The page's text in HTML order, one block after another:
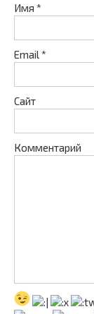
Имя *
Email*
Сайт
Комментарий